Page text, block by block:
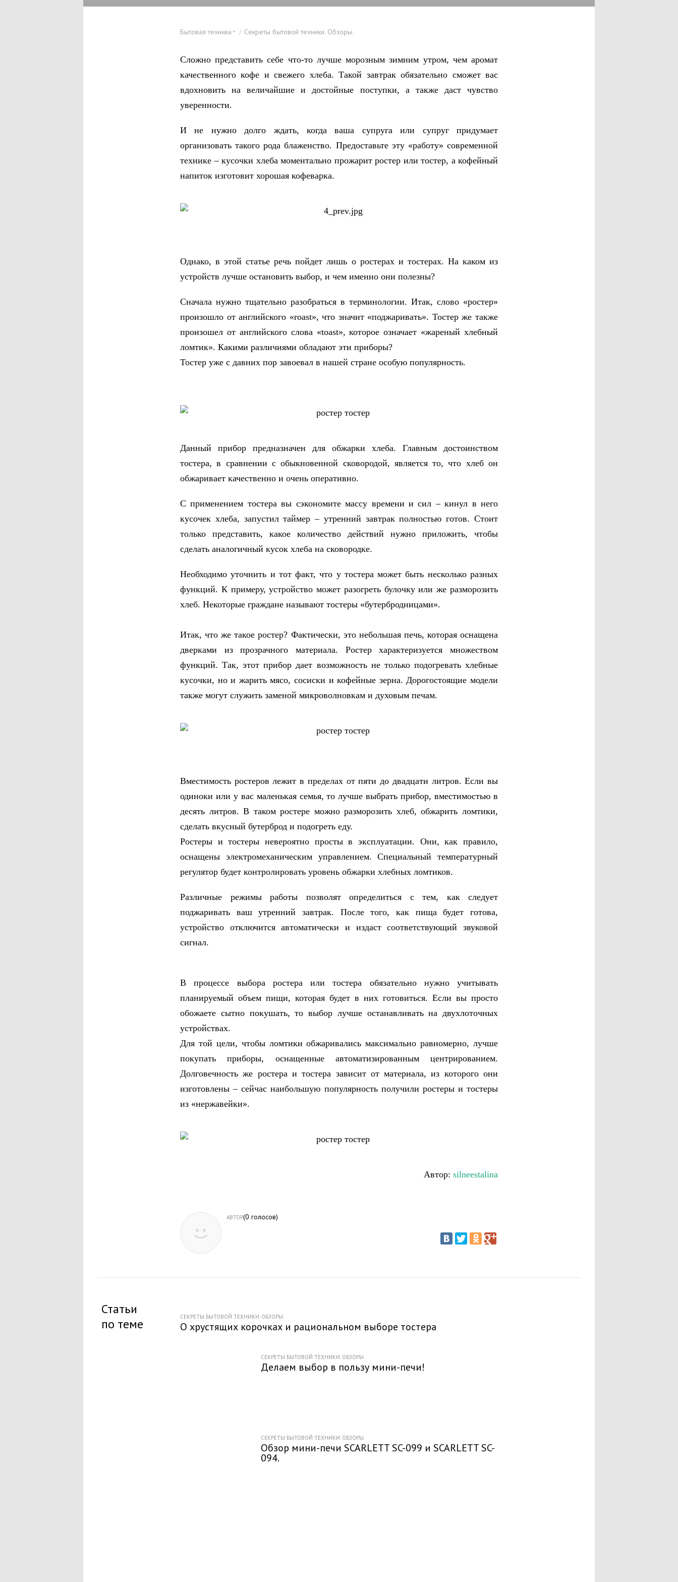
Бытовая техника Секреты бытовой техники. Обзоры.
Сложно представить себе что-то лучше морозным зимним утром, чем аромат
качественного кофе и свежего хлеба. Такой завтрак обязательно сможет вас
вдохновить на величайшие и достойные поступки, а также даст чувство
уверенности.
И не нужно долго ждать, когда ваша супруга или супруг придумает
организовать такого рода блаженство. Предоставьте эту «работу» современной
технике – кусочки хлеба моментально прожарит ростер или тостер, а кофейный
напиток изготовит хорошая кофеварка.
Однако, в этой статье речь пойдет лишь о ростерах и тостерах. На каком из
устройств лучше остановить выбор, и чем именно они полезны?
Сначала нужно тщательно разобраться в терминологии. Итак, слово «ростер»
произошло от английского «roast», что значит «поджаривать». Тостер же также
произошел от английского слова «toast», которое означает «жареный хлебный
ломтик». Какими различиями обладают эти приборы?
Тостер уже с давних пор завоевал в нашей стране особую популярность.
Данный прибор предназначен для обжарки хлеба. Главным достоинством
тостера, в сравнении с обыкновенной сковородой, является то, что хлеб он
обжаривает качественно и очень оперативно.
С применением тостера вы сэкономите массу времени и сил – кинул в него
кусочек хлеба, запустил таймер – утренний завтрак полностью готов. Стоит
только представить, какое количество действий нужно приложить, чтобы
сделать аналогичный кусок хлеба на сковородке.
Необходимо уточнить и тот факт, что у тостера может быть несколько разных
функций. К примеру, устройство может разогреть булочку или же разморозить
хлеб. Некоторые граждане называют тостеры «бутербродницами».
Итак, что же такое ростер? Фактически, это небольшая печь, которая оснащена
дверками из прозрачного материала. Ростер характеризуется множеством
функций. Так, этот прибор дает возможность не только подогревать хлебные
кусочки, но и жарить мясо, сосиски и кофейные зерна. Дорогостоящие модели
также могут служить заменой микроволновкам и духовым печам.
Вместимость ростеров лежит в пределах от пяти до двадцати литров. Если вы
одиноки или у вас маленькая семья, то лучше выбрать прибор, вместимостью в
десять литров. В таком ростере можно разморозить хлеб, обжарить ломтики,
сделать вкусный бутерброд и подогреть еду.
Ростеры и тостеры невероятно просты в эксплуатации. Они, как правило,
оснащены электромеханическим управлением. Специальный температурный
регулятор будет контролировать уровень обжарки хлебных ломтиков.
Различные режимы работы позволят определиться с тем, как следует
поджаривать ваш утренний завтрак. После того, как пища будет готова,
устройство отключится автоматически и издаст соответствующий звуковой
сигнал.
В процессе выбора ростера или тостера обязательно нужно учитывать
планируемый объем пищи, которая будет в них готовиться. Если вы просто
обожаете сытно покушать, то выбор лучше останавливать на двухлоточных
устройствах.
Для той цели, чтобы ломтики обжаривались максимально равномерно, лучше
покупать приборы, оснащенные автоматизированным центрированием.
Долговечность же ростера и тостера зависит от материала, из которого они
изготовлены – сейчас наибольшую популярность получили ростеры и тостеры
из «нержавейки».
Автор: silneestalina
АВТОР(0 голосов)
Статьи
по теме
СЕКРЕТЫ БЫТОВОЙ ТЕХНИКИ. ОБЗОРЫ.
О хрустящих корочках и рациональном выборе тостера
СЕКРЕТЫ БЫТОВОЙ ТЕХНИКИ. ОБЗОРЫ.
Делаем выбор в пользу мини-печи!
СЕКРЕТЫ БЫТОВОЙ ТЕХНИКИ. ОБЗОРЫ.
Обзор мини-печи SCARLETT SC-099 и SCARLETT SC-
094.